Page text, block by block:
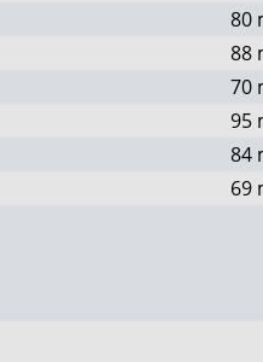
80
88
70
95
84
69